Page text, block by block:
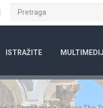
Instagram
ISTRAŽITE